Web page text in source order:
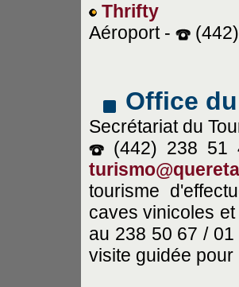
Thrifty
Aéroport -
Office
Secrétariat du
(442) 238
tourisme
caves vinicoles
au 238 50 67 /
visite guidée